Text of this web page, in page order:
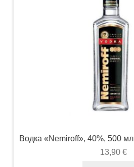
Водка «Nemiroff», 40%, 500 мл
13,90 €